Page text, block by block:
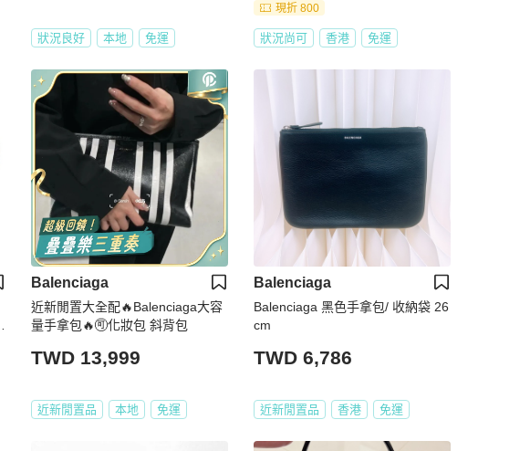
狀況良好 本地 免運
現折 800
狀況尚可 香港 免運
Balenciaga
近新閒置大全配🔥Balenciaga大容
量手拿包🔥🉑化妝包 斜背包
TWD 13,999
近新閒置品 本地 免運
Balenciaga
Balenciaga 黑色手拿包/ 收納袋 26
cm
TWD 6,786
近新閒置品 香港 免運